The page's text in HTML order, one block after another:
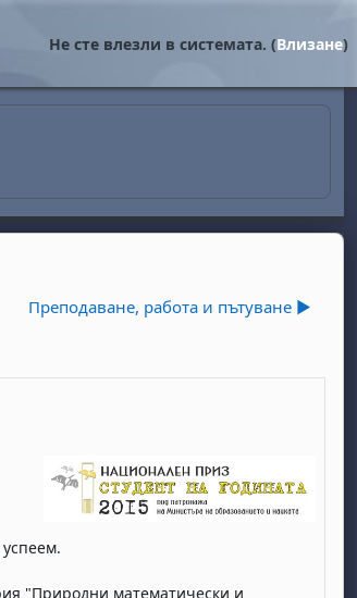
Не сте влезли в системата. (Влизане)
Преподаване, работа и пътуване ▶︎
"Природни математически и